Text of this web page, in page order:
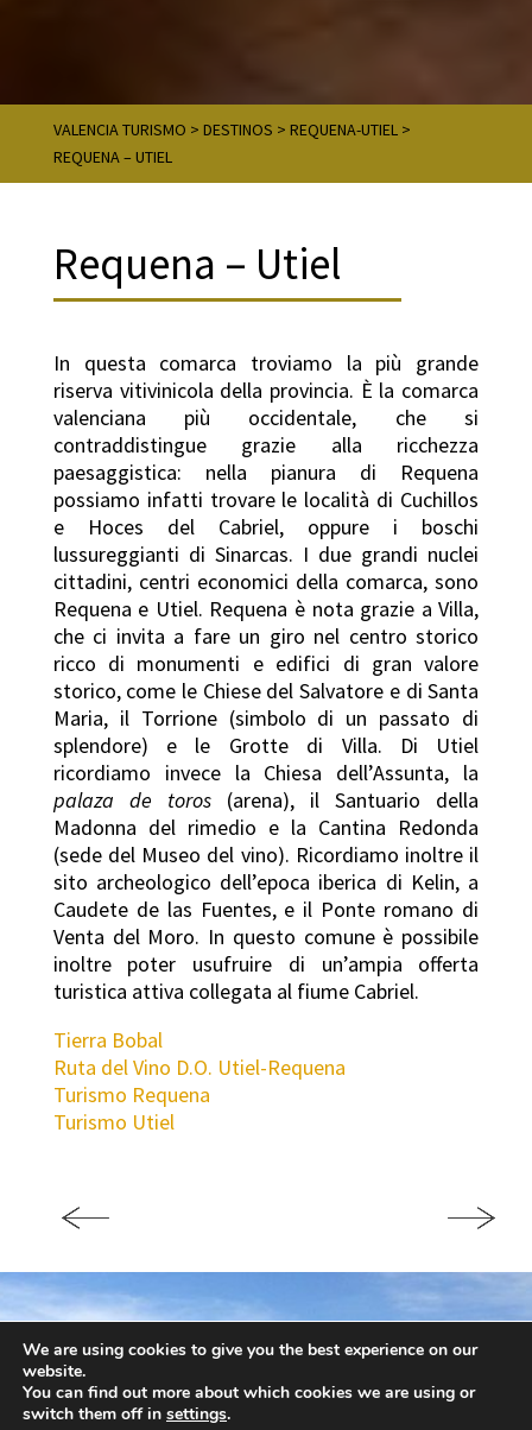
VALENCIA TURISMO > DESTINOS > REQUENA-UTIEL>
REQUENA – UTIEL
Requena – Utiel
In questa comarca troviamo la più grande
riserva vitivinicola della provincia. È la comarca
valenciana più occidentale, che si
contraddistingue grazie alla ricchezza
paesaggistica: nella pianura di Requena
possiamo infatti trovare le località di Cuchillos
e Hoces del Cabriel, oppure i boschi
lussureggianti di Sinarcas. I due grandi nuclei
cittadini, centri economici della comarca, sono
Requena e Utiel. Requena è nota grazie a Villa,
che ci invita a fare un giro nel centro storico
ricco di monumenti e edifici di gran valore
storico, come le Chiese del Salvatore e di Santa
Maria, il Torrione (simbolo di un passato di
splendore) e le Grotte di Villa. Di Utiel
ricordiamo invece la Chiesa dell’Assunta, la
palaza de toros(arena), il Santuario della
Madonna del rimedio e la Cantina Redonda
(sede del Museo del vino). Ricordiamo inoltre il
sito archeologico dell’epoca iberica di Kelin, a
Caudete de las Fuentes, e il Ponte romano di
Venta del Moro. In questo comune è possibile
inoltre poter usufruire di un’ampia offerta
turistica attiva collegata al fiume Cabriel.
Tierra Bobal
Ruta del Vino D.O. Utiel-Requena
Turismo Requena
Turismo Utiel
We are using cookies to give you the best experience on our
website.
You can find out more about which cookies we are using or
switch them off in settings.